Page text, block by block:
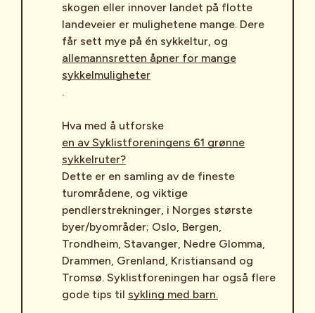
skogen eller innover landet på flotte
landeveier er mulighetene mange. Dere
får sett mye på én sykkeltur, og
allemannsretten åpner for mange
sykkelmuligheter
.
Hva med å utforske
en av Syklistforeningens 61 grønne
sykkelruter?
Dette er en samling av de fineste
turområdene, og viktige
pendlerstrekninger, i Norges største
byer/byområder; Oslo, Bergen,
Trondheim, Stavanger, Nedre Glomma,
Drammen, Grenland, Kristiansand og
Tromsø. Syklistforeningen har også flere
gode tips til sykling med barn.